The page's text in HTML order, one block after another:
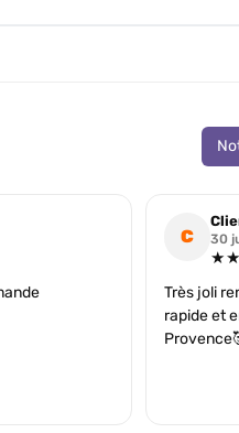
C 30
Très joli
rapide et